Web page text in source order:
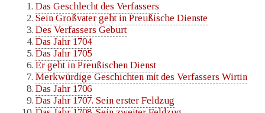
Das Geschlecht des Verfassers
Sein Großvater geht in Preußische Dienste
Des Verfassers Geburt
Das Jahr 1704
Das Jahr 1705
Er geht in Preußischen Dienst
Merkwürdige Geschichten mit des Verfassers Wirtin
Das Jahr 1706
Das Jahr 1707. Sein erster Feldzug